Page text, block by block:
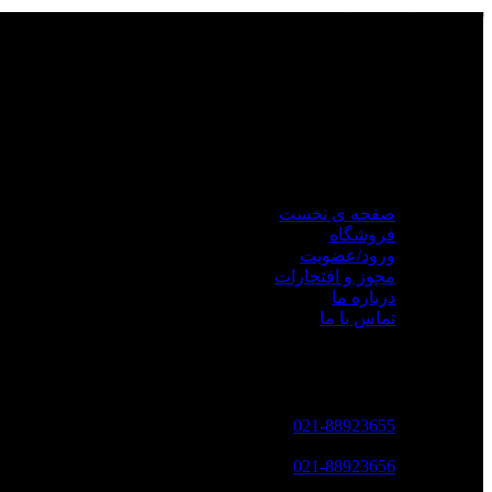
صفحه ی نخست
فروشگاه
ورود/عضویت
مجوز و افتخارات
درباره ما
تماس با ما
021-88923655
021-88923656